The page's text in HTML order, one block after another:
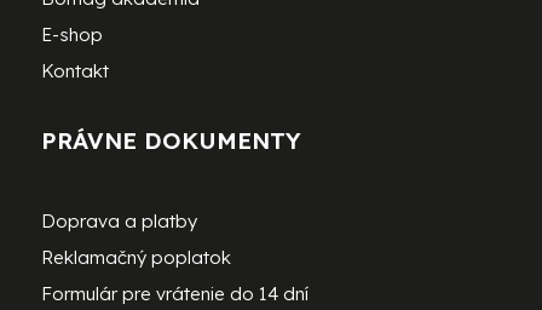
E-shop
Kontakt
PRÁVNE DOKUMENTY
Doprava a platby
Reklamačný poplatok
Formulár pre vrátenie do 14 dní